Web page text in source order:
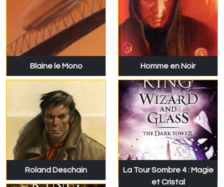
Blaine le Mono Homme en Noir
Roland Deschain
La Tour Sombre 4 : Magie
et Cristal